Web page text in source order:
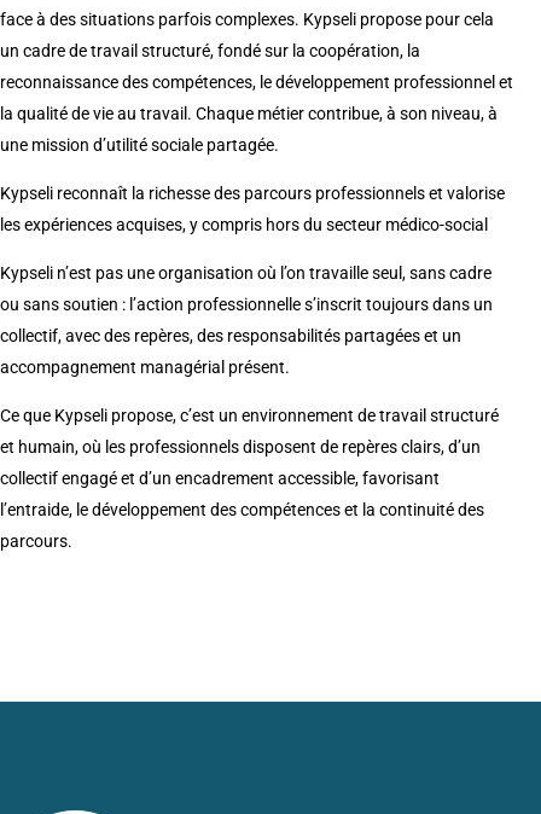
face à des situations parfois complexes. Kypseli propose pour cela
un cadre de travail structuré, fondé sur la coopération, la
reconnaissance des compétences, le développement professionnel et
la qualité de vie au travail. Chaque métier contribue, à son niveau, à
une mission d’utilité sociale partagée.
Kypseli reconnaît la richesse des parcours professionnels et valorise
les expériences acquises, y compris hors du secteur médico-social
Kypseli n’est pas une organisation où l’on travaille seul, sans cadre
ou sans soutien : l’action professionnelle s’inscrit toujours dans un
collectif, avec des repères, des responsabilités partagées et un
accompagnement managérial présent.
Ce que Kypseli propose, c’est un environnement de travail structuré
et humain, où les professionnels disposent de repères clairs, d’un
collectif engagé et d’un encadrement accessible, favorisant
l’entraide, le développement des compétences et la continuité des
parcours.